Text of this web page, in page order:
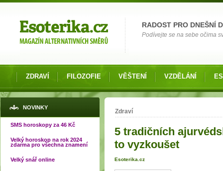
RADOST PRO DNEŠNÍ
Podívejte se na sebe očima
ZDRAVÍ FILOZOFIE VĚŠTENÍ VZDĚLÁNÍ
NOVINKY
SMS horoskopy za 46 Kč
Velký horoskop na rok 2024
zdarma pro všechna znamení
Velký snář online
Jste zde
Zdraví
5 tradičních
to vyzkoušet
Esoterika.cz